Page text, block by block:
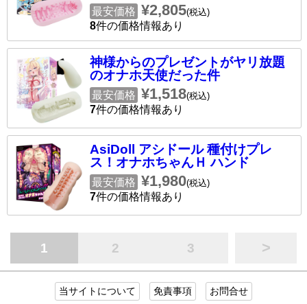
最安価格 ¥2,805(税込)
8件の価格情報あり
神様からのプレゼントがヤリ放題
のオナホ天使だった件
最安価格 ¥1,518(税込)
7件の価格情報あり
AsiDoll アシドール 種付けプレ
ス！オナホちゃんＨ ハンド
最安価格 ¥1,980(税込)
7件の価格情報あり
1 2 3 >
当サイトについて 免責事項 お問合せ